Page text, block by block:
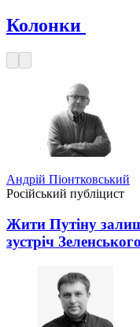
Колонки
Андрій Піонтковський
Російський публіцист
Жити Путіну
зустріч